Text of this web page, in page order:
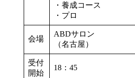
・養成コース
・プロ
会場
ABDサロン
（名古屋）
受付
開始
18：45